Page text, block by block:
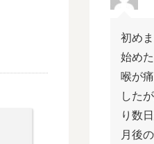
初め
始め
喉が
した
り数
月後